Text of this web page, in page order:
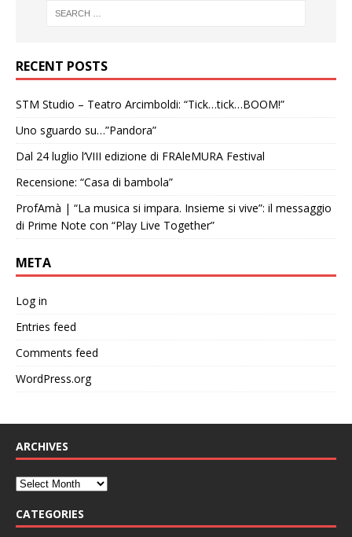
RECENT POSTS
STM Studio – Teatro Arcimboldi: “Tick…tick…BOOM!”
Uno sguardo su…”Pandora”
Dal 24 luglio l’VIII edizione di FRAleMURA Festival
Recensione: “Casa di bambola”
ProfAmà | “La musica si impara. Insieme si vive”: il messaggio
di Prime Note con “Play Live Together”
META
Log in
Entries feed
Comments feed
WordPress.org
ARCHIVES
CATEGORIES